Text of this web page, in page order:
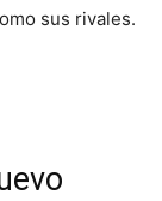
sus rivales.